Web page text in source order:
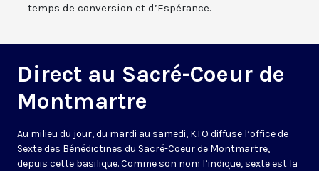
temps de conversion et d’Espérance.
Direct au Sacré-Coeur de
Montmartre
Au milieu du jour, du mardi au samedi, KTO diffuse l’office de
Sexte des Bénédictines du Sacré-Coeur de Montmartre,
depuis cette basilique. Comme son nom l’indique, sexte est la